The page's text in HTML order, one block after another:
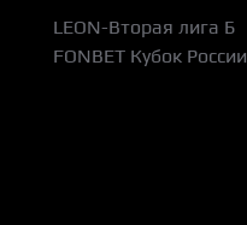
LEON-Вторая лига Б
FONBET Кубок России